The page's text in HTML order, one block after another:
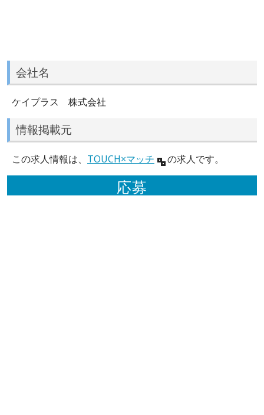
会社名
ケイプラス 株式会社
情報掲載元
この求人情報は、 TOUCH×マッチ の求人です。
応募